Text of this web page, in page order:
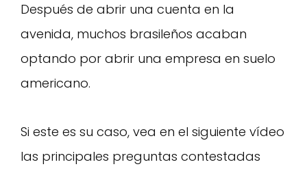
Después de abrir una cuenta en la
avenida, muchos brasileños acaban
optando por abrir una empresa en suelo
americano.
Si este es su caso, vea en el siguiente vídeo
las principales preguntas contestadas